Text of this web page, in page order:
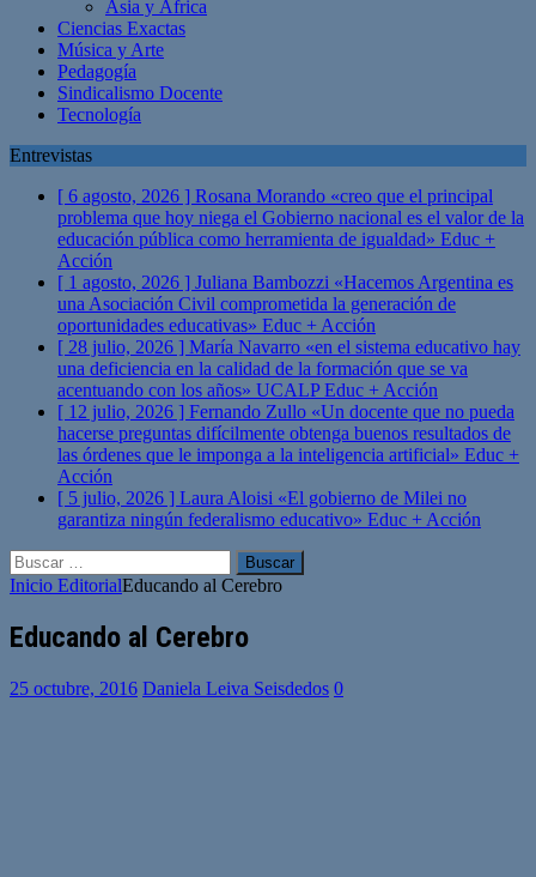
Asia y África
Ciencias Exactas
Música y Arte
Pedagogía
Sindicalismo Docente
Tecnología
Entrevistas
[ 6 agosto, 2026 ] Rosana Morando «creo que el principal
problema que hoy niega el Gobierno nacional es el valor de la
educación pública como herramienta de igualdad» Educ +
Acción
[ 1 agosto, 2026 ] Juliana Bambozzi «Hacemos Argentina es
una Asociación Civil comprometida la generación de
oportunidades educativas» Educ + Acción
[ 28 julio, 2026 ] María Navarro «en el sistema educativo hay
una deficiencia en la calidad de la formación que se va
acentuando con los años» UCALPEduc + Acción
[ 12 julio, 2026 ] Fernando Zullo «Un docente que no pueda
hacerse preguntas difícilmente obtenga buenos resultados de
las órdenes que le imponga a la inteligencia artificial» Educ +
Acción
[ 5 julio, 2026 ] Laura Aloisi «El gobierno de Milei no
garantiza ningún federalismo educativo» Educ + Acción
Buscar:
Inicio EditorialEducando al Cerebro
Educando al Cerebro
25 octubre, 2016 Daniela Leiva Seisdedos 0